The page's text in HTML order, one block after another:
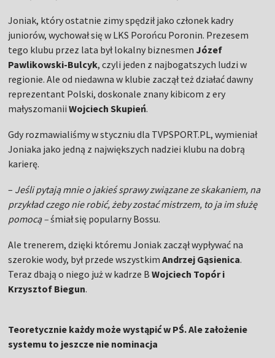
Joniak, który ostatnie zimy spędził jako członek kadry
juniorów, wychował się w LKS Porońcu Poronin. Prezesem
tego klubu przez lata był lokalny biznesmen Józef
Pawlikowski-Bulcyk, czyli jeden z najbogatszych ludzi w
regionie. Ale od niedawna w klubie zaczął też działać dawny
reprezentant Polski, doskonale znany kibicom z ery
małyszomaniiWojciech Skupień.
Gdy rozmawialiśmy w styczniu dla TVPSPORT.PL, wymieniał
Joniaka jako jedną z największych nadziei klubu na dobrą
karierę.
– Jeśli pytają mnie o jakieś sprawy związane ze skakaniem, na
przykład czego nie robić, żeby zostać mistrzem, to ja im służę
pomocą –śmiał się popularny Bossu.
Ale trenerem, dzięki któremu Joniak zaczął wypływać na
szerokie wody, był przede wszystkimAndrzej Gąsienica.
Teraz dbają o niego już w kadrze BWojciech Topór i
Krzysztof Biegun.
Teoretycznie każdy może wystąpić w PŚ. Ale założenie
systemu to jeszcze nie nominacja